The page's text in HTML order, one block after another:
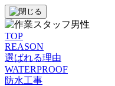
TOP
REASON
選ばれる理由
WATERPROOF
防⽔⼯事